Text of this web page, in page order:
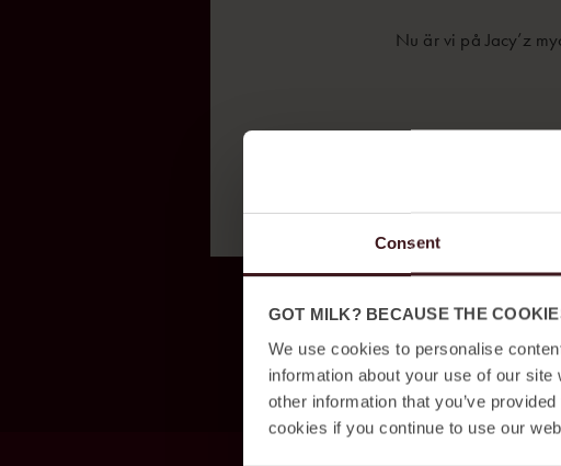
Consent
GOT MILK? BECAUSE THE
We use cookies to personalise
information about your use of our
other information that you’ve
cookies if you continue to use our
Nu är vi på Jacy’z